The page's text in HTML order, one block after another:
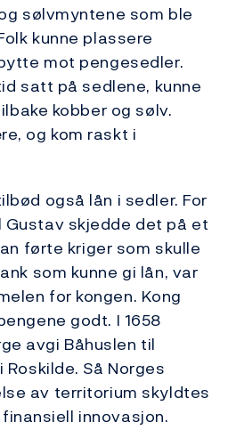
sølvmyntene som ble
kunne plassere
mot pengesedler.
satt på sedlene, kunne
kobber og sølv.
og kom raskt i
også lån i sedler. For
Gustav skjedde det på et
førte kriger som skulle
som kunne gi lån, var
for kongen. Kong
godt. I 1658
avgi Båhuslen til
Så Norges
av territorium skyldtes
innovasjon.